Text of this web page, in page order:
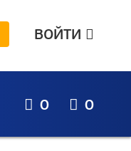
ВОЙТИ
0 0